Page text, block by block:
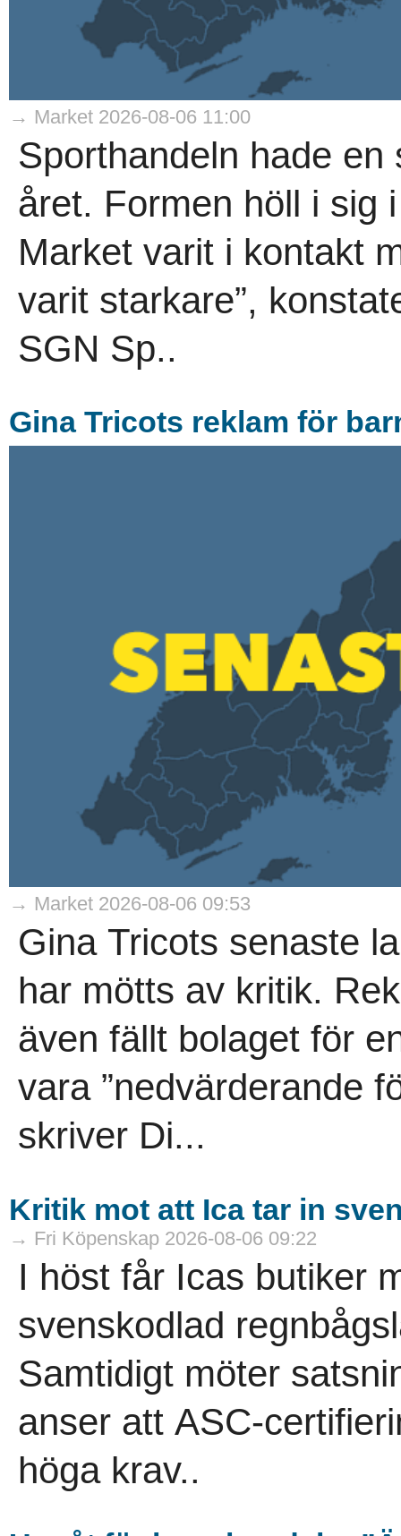
→ Market 2026-08-06 11:00
Sporthandeln hade
året. Formen höll i sig
Market varit i kontakt
varit starkare”,
SGN Sp..
Gina Tricots reklam för
→ Market 2026-08-06 09:53
Gina Tricots senaste
har mötts av kritik.
även fällt bolaget för
vara ”nedvärderande
skriver Di...
Kritik mot att Ica tar in
→ Fri Köpenskap 2026-08-06 09:22
I höst får Icas butiker
svenskodlad
Samtidigt möter
anser att ASC-
höga krav..